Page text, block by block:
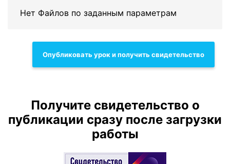
Нет Файлов по заданным параметрам
Опубликовать урок и получить свидетельство
Получите свидетельство о
публикации сразу после загрузки
работы